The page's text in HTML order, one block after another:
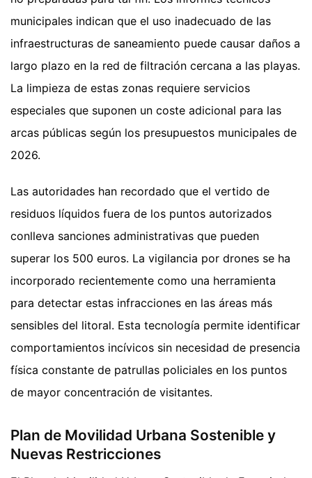
municipales indican que el uso inadecuado de las
infraestructuras de saneamiento puede causar daños a
largo plazo en la red de filtración cercana a las playas.
La limpieza de estas zonas requiere servicios
especiales que suponen un coste adicional para las
arcas públicas según los presupuestos municipales de
2026.
Las autoridades han recordado que el vertido de
residuos líquidos fuera de los puntos autorizados
conlleva sanciones administrativas que pueden
superar los 500 euros. La vigilancia por drones se ha
incorporado recientemente como una herramienta
para detectar estas infracciones en las áreas más
sensibles del litoral. Esta tecnología permite identificar
comportamientos incívicos sin necesidad de presencia
física constante de patrullas policiales en los puntos
de mayor concentración de visitantes.
Plan de Movilidad Urbana Sostenible y
Nuevas Restricciones